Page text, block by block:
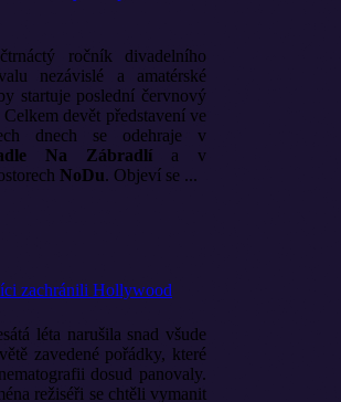
ročník divadelního
nezávislé a amatérské
startuje poslední červnový
Celkem devět představení ve
dnech se odehraje v
Na Zábradlí a v
NoDu. Objeví se ...
zachránili Hollywood
léta narušila snad všude
zavedené pořádky, které
dosud panovaly.
režiséři se chtěli vymanit